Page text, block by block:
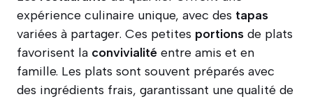
expérience culinaire unique, avec des tapas
variées à partager. Ces petites portions de plats
favorisent la convivialité entre amis et en
famille. Les plats sont souvent préparés avec
des ingrédients frais, garantissant une qualité de